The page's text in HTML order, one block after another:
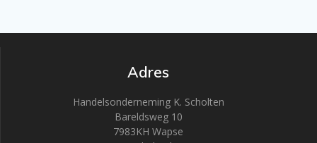
Adres
Handelsonderneming K. Scholten
Bareldsweg 10
7983KH Wapse